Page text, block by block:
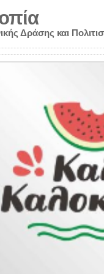
Δράσης και